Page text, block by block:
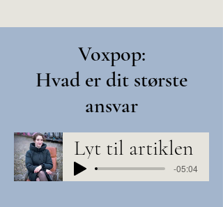
Voxpop:
Hvad er dit største
ansvar
Lyt til artiklen
-05:04